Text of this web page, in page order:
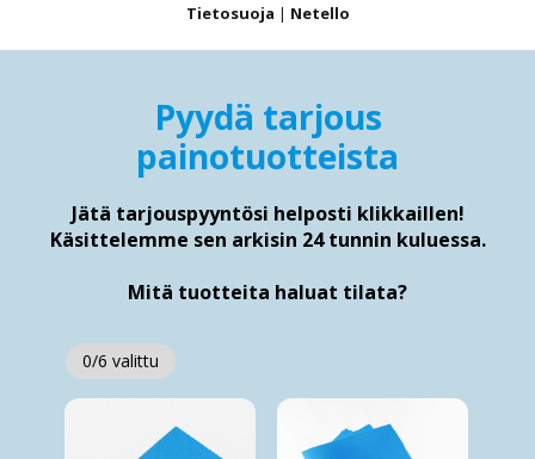
Tietosuoja | Netello